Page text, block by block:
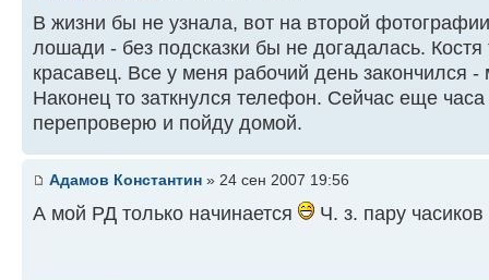
В жизни бы не узнала, вот на второй
лошади - без подсказки бы не догадалась.
красавец. Все у меня рабочий день закончился
Наконец то заткнулся телефон. Сейчас еще
перепроверю и пойду домой.
Адамов Константин » 24 сен 2007 19:56
А мой РД только начинается Ч. з. пару